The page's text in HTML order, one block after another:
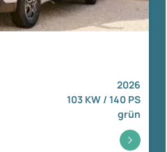
2026
103 KW / 140 PS
grün